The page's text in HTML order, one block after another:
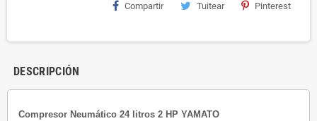
Compartir Tuitear Pinterest
DESCRIPCIÓN
Compresor Neumático 24 litros 2 HP YAMATO